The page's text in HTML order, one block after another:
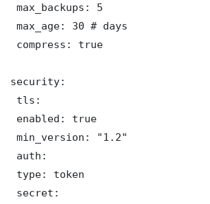
max_backups: 5
max_age: 30 # days
compress: true
security:
tls:
enabled: true
min_version: "1.2"
auth:
type: token
secret: